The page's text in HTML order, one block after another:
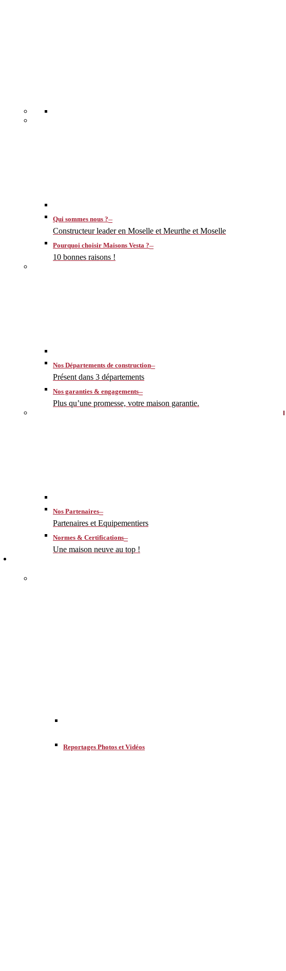
Qui sommes nous ?–
Constructeur leader en Moselle et Meurthe et Moselle
Pourquoi choisir Maisons Vesta ?–
10 bonnes raisons !
Nos Départements de construction–
Présent dans 3 départements
Nos garanties & engagements–
Plus qu’une promesse, votre maison garantie.
Nos Partenaires–
Partenaires et Equipementiers
Normes & Certifications–
Une maison neuve au top !
Reportages Photos et Vidéos